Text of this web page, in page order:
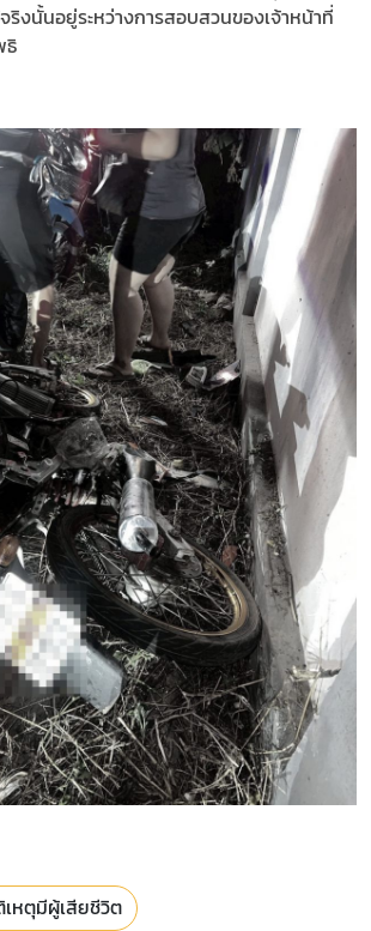
ริงนั้นอยู่ระหว่างการสอบสวนของเจ้าหน้าที่
ธิ
หตุมีผู้เสียชีวิต